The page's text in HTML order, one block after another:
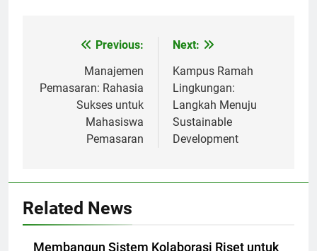
navigation
Previous:
Manajemen
Pemasaran: Rahasia
Sukses untuk
Mahasiswa
Pemasaran
Next:
Kampus Ramah
Lingkungan:
Langkah Menuju
Sustainable
Development
Related News
Membangun Sistem Kolaborasi Riset untuk